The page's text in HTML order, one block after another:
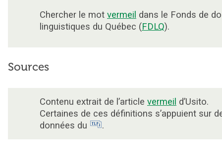
Chercher le mot vermeil dans le Fonds de
linguistiques du Québec (FDLQ).
Sources
Contenu extrait de l’article vermeil d’Usito.
Certaines de ces définitions s’appuient sur
données du
.